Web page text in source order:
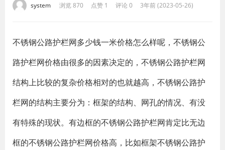
system 浏览 870 点赞 1 评论 0 3年前 (2023-05-26)
不锈钢公路护栏网多少钱一米价格怎么样呢，不锈钢公
路护栏网价格由很多的因素决定的，不锈钢公路护栏网
结构上比较的复杂价格相对的也就越高，不锈钢公路护
栏网的结构主要分为：框架的结构、网孔的情况、有没
有特殊的现状。有边框的不锈钢公路护栏网肯定比无边
框的不锈钢公路护栏网价格高，比如框架不锈钢公路护